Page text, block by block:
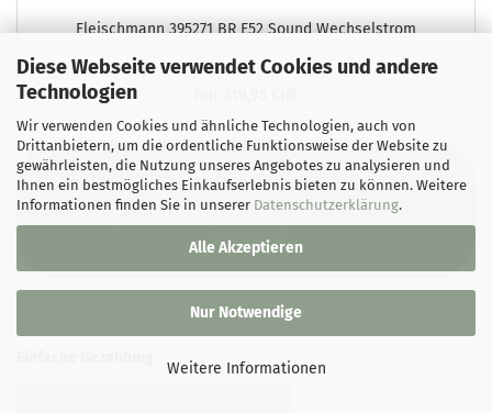
Diese Webseite verwendet Cookies und andere
Technologien
Wir verwenden Cookies und ähnliche Technologien, auch von
Drittanbietern, um die ordentliche Funktionsweise der Website zu
gewährleisten, die Nutzung unseres Angebotes zu analysieren und
Ihnen ein bestmögliches Einkaufserlebnis bieten zu können. Weitere
Informationen finden Sie in unserer Datenschutzerklärung.
Alle Akzeptieren
Nur Notwendige
Weitere Informationen
Fleischmann 395271 BR E52 Sound Wechselstrom
399,90 CHF
Wir haben eine riesige Auswahl an verschiedenen
Modellen und Neuheiten. Egal ob Lokomotive,
Güterwagen oder Personenwagen, bei uns findest du
fast alles!